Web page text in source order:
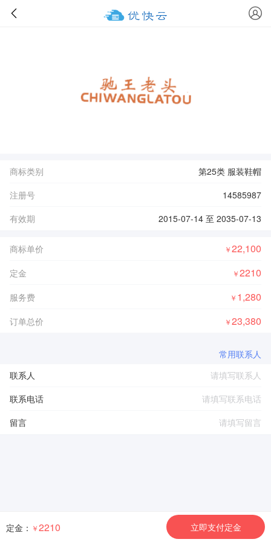
商标类别
第25类 服装鞋帽
注册号
14585987
有效期
2015-07-14 至 2035-07-13
商标单价 ￥22,100
定金 ￥2210
服务费 ￥ 1,280
订单总价 ￥23,380
常用联系人
联系人
联系电话
留言
定金： ￥2210 立即支付定金